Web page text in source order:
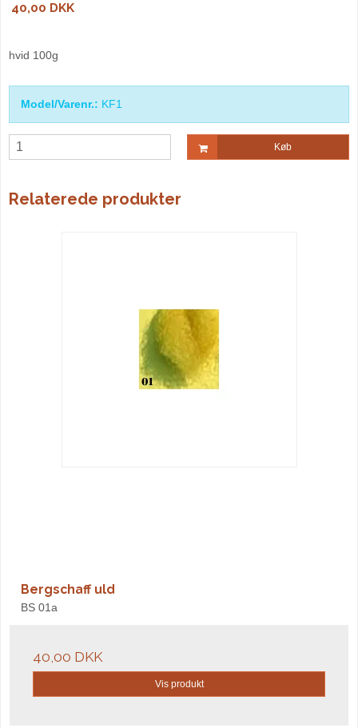
40,00 DKK
hvid 100g
Model/Varenr.: KF1
Køb
Relaterede produkter
Bergschaff uld
BS 01a
40,00 DKK
Vis produkt